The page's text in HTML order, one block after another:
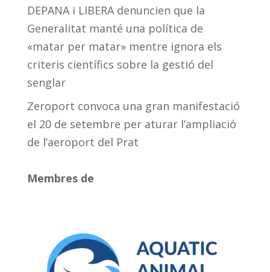
DEPANA i LIBERA denuncien que la
Generalitat manté una política de
«matar per matar» mentre ignora els
criteris científics sobre la gestió del
senglar
Zeroport convoca una gran manifestació
el 20 de setembre per aturar l’ampliació
de l’aeroport del Prat
Membres de